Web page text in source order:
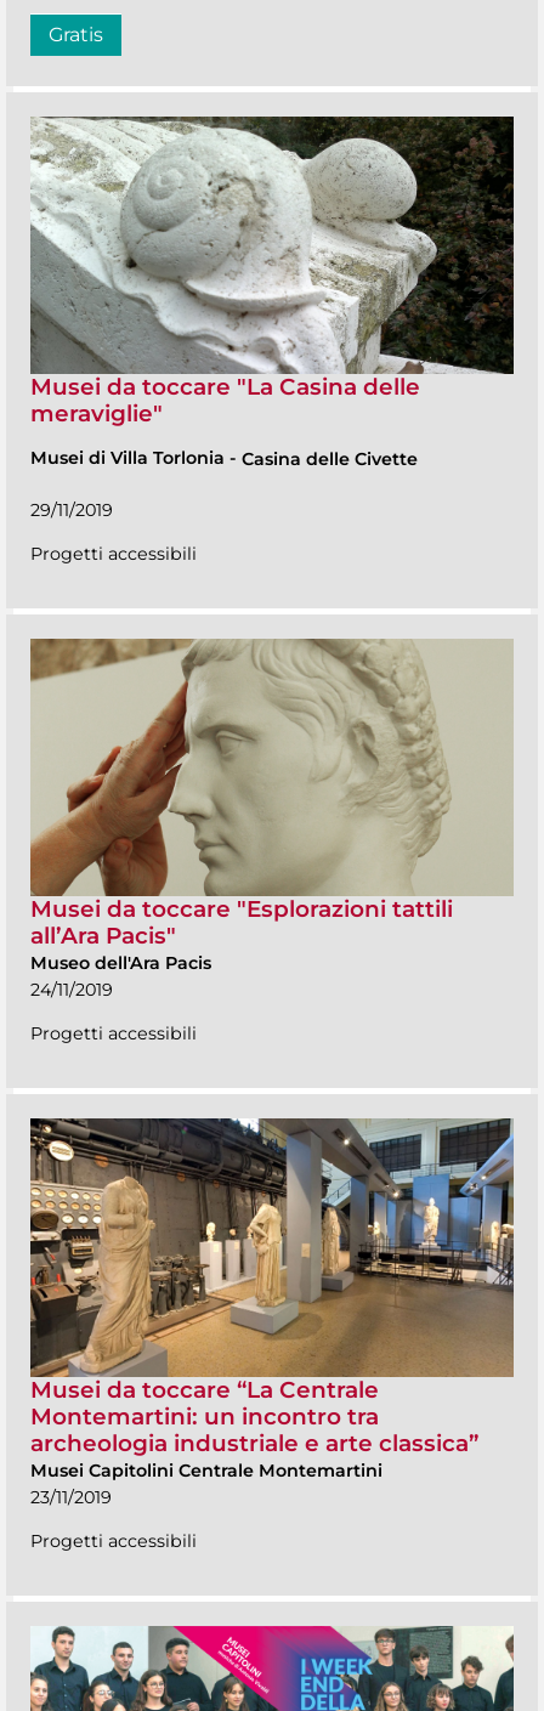
Gratis
Musei da toccare "La Casina delle
meraviglie"
Musei di Villa Torlonia - Casina delle Civette
29/11/2019
Progetti accessibili
Musei da toccare "Esplorazioni tattili
all’Ara Pacis"
Museo dell'Ara Pacis
24/11/2019
Progetti accessibili
Musei da toccare “La Centrale
Montemartini: un incontro tra
archeologia industriale e arte classica”
Musei Capitolini Centrale Montemartini
23/11/2019
Progetti accessibili